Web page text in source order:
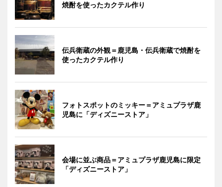
焼酎を使ったカクテル作り
伝兵衛蔵の外観＝鹿児島・伝兵衛蔵で焼酎を
使ったカクテル作り
フォトスポットのミッキー＝アミュプラザ鹿
児島に「ディズニーストア」
会場に並ぶ商品＝アミュプラザ鹿児島に限定
「ディズニーストア」